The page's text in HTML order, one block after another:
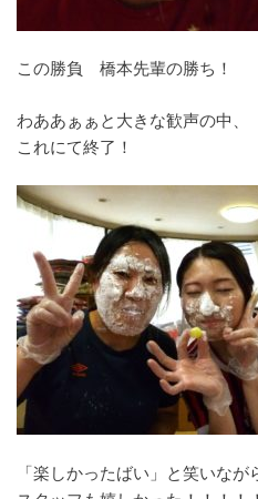
この勝負 橋本先輩の勝ち！
わああぁぁと大きな歓声の中、
これにて終了！
「楽しかったばい」と笑いなが